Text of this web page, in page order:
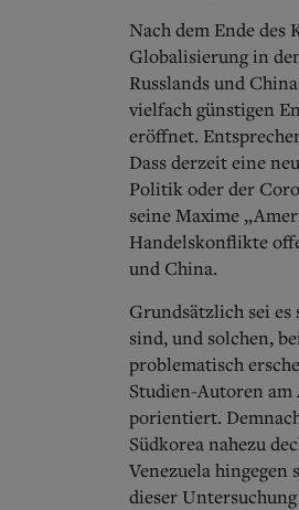
Nach dem Ende
Globalisierung in
Russlands und
vielfach günstigen
eröffnet.
Dass derzeit eine
Politik oder der
seine Maxime
Handelskonflikte
und China.
Grundsätzlich sei
sind, und solchen,
problematisch
Studien-Autoren
porientiert.
Südkorea nahezu
Venezuela
dieser